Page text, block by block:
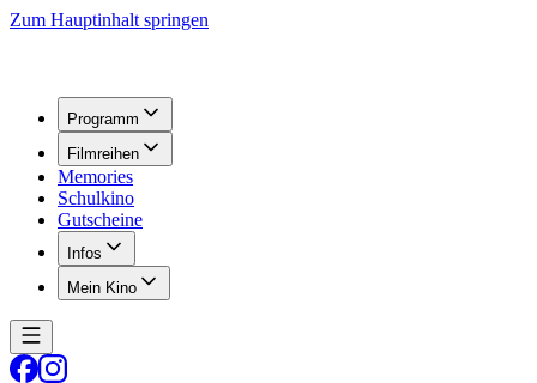
Zum Hauptinhalt springen
Programm
Filmreihen
Memories
Schulkino
Gutscheine
Infos
Mein Kino